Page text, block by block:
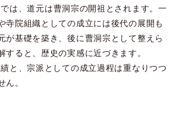
は、道元は曹洞宗の開祖とされます。一
寺院組織としての成立には後代の展開も
が基礎を築き、後に曹洞宗として整えら
すると、歴史の実感に近づきます。
と、宗派としての成立過程は重なりつつ
。